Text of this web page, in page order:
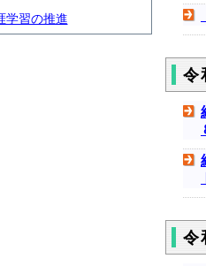
学習の推進
令
令